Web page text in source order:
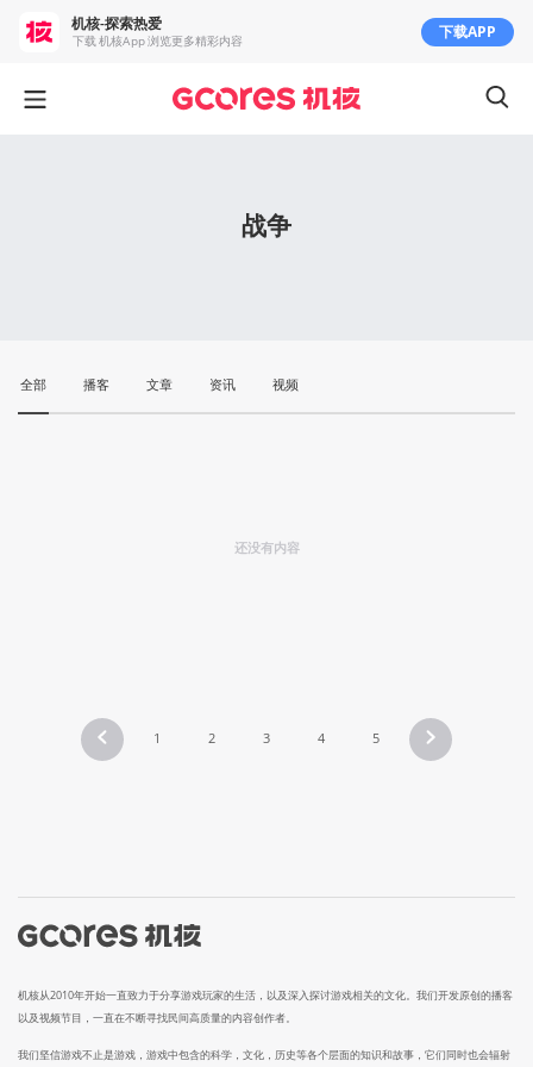
战争
全部 播客 文章 资讯 视频
还没有内容
1 2 3 4 5
机核从2010年开始一直致力于分享游戏玩家的生活，以及深入探讨游戏相关的文化。我们开发原创的播客
以及视频节目，一直在不断寻找民间高质量的内容创作者。
我们坚信游戏不止是游戏，游戏中包含的科学，文化，历史等各个层面的知识和故事，它们同时也会辐射
机核-探索热爱
下载 机核App 浏览更多精彩内容 下载APP